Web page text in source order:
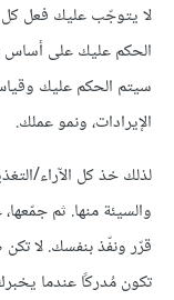
لا يتوجّب عليك فعل كل
الحكم عليك على أساس
سيتم الحكم عليك
الإيرادات، ونمو عملك.
لذلك خذ كل الآراء/
والسيئة منها. ثم
قرّر ونفّذ بنفسك. لا تكن
تكون مُدركًا عندما